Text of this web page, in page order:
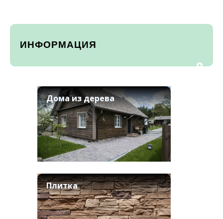
ИНФОРМАЦИЯ
Дома из дерева
Плитка